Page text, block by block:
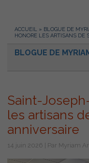
ACCUEIL » BLOGUE DE
HONORE LES ARTISANS DE
BLOGUE DE
Saint-
les artisans
anniversaire
14 juin 2026 | Par Myriam